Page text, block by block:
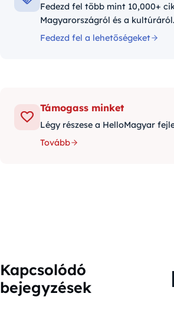
Fedezd fel több mint 10,000+
Magyarországról és a kultúráról.
Fedezd fel a lehetőségeket
Támogass minket
Légy részese a HelloMagyar
Tovább
Kapcsolódó
bejegyzések